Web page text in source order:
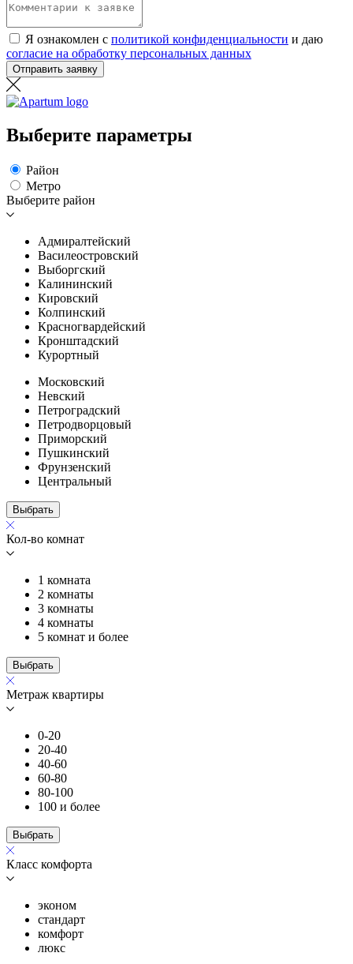
Я ознакомлен с политикой конфиденциальности и даю
согласие на обработку персональных данных
Отправить заявку
Выберите параметры
Район
Метро
Выберите район
Адмиралтейский
Василеостровский
Выборгский
Калининский
Кировский
Колпинский
Красногвардейский
Кронштадский
Курортный
Московский
Невский
Петроградский
Петродворцовый
Приморский
Пушкинский
Фрунзенский
Центральный
Выбрать
Кол-во комнат
1 комната
2 комнаты
3 комнаты
4 комнаты
5 комнат и более
Выбрать
Метраж квартиры
0-20
20-40
40-60
60-80
80-100
100 и более
Выбрать
Класс комфорта
эконом
стандарт
комфорт
люкс